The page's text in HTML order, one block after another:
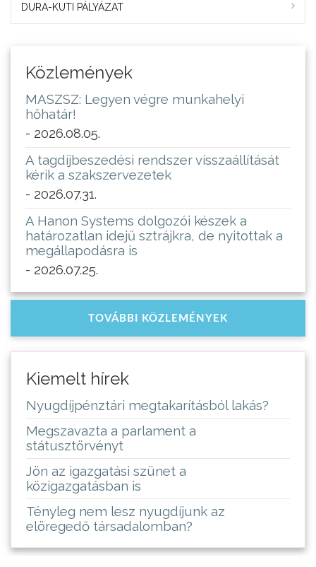
DURA-KUTI PÁLYÁZAT
Közlemények
MASZSZ: Legyen végre munkahelyi
hőhatár!
- 2026.08.05.
A tagdíjbeszedési rendszer visszaállítását
kérik a szakszervezetek
- 2026.07.31.
A Hanon Systems dolgozói készek a
határozatlan idejű sztrájkra, de nyitottak a
megállapodásra is
- 2026.07.25.
TOVÁBBI KÖZLEMÉNYEK
Kiemelt hírek
Nyugdíjpénztári megtakarításból lakás?
Megszavazta a parlament a
státusztörvényt
Jön az igazgatási szünet a
közigazgatásban is
Tényleg nem lesz nyugdíjunk az
elöregedő társadalomban?